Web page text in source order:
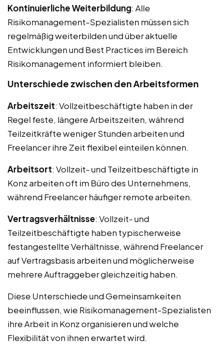
Kontinuierliche Weiterbildung: Alle
Risikomanagement-Spezialisten müssen sich
regelmäßig weiterbilden und über aktuelle
Entwicklungen und Best Practices im Bereich
Risikomanagement informiert bleiben.
Unterschiede zwischen den Arbeitsformen
Arbeitszeit: Vollzeitbeschäftigte haben in der
Regel feste, längere Arbeitszeiten, während
Teilzeitkräfte weniger Stunden arbeiten und
Freelancer ihre Zeit flexibel einteilen können.
Arbeitsort: Vollzeit- und Teilzeitbeschäftigte in
Konz arbeiten oft im Büro des Unternehmens,
während Freelancer häufiger remote arbeiten.
Vertragsverhältnisse: Vollzeit- und
Teilzeitbeschäftigte haben typischerweise
festangestellte Verhältnisse, während Freelancer
auf Vertragsbasis arbeiten und möglicherweise
mehrere Auftraggeber gleichzeitig haben.
Diese Unterschiede und Gemeinsamkeiten
beeinflussen, wie Risikomanagement-Spezialisten
ihre Arbeit in Konz organisieren und welche
Flexibilität von ihnen erwartet wird.